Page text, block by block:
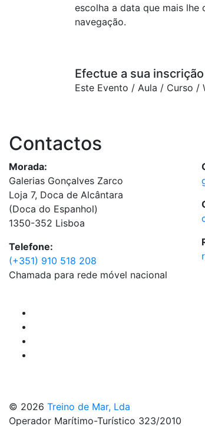
escolha a data que mais
navegação.
Efectue a sua inscrição
Este Evento / Aula / Curso /
Contactos
Morada:
Galerias Gonçalves Zarco
Loja 7, Doca de Alcântara
(Doca do Espanhol)
1350-352 Lisboa
Telefone:
(+351) 910 518 208
Chamada para rede móvel nacional
© 2026 Treino de Mar, Lda
Operador Marítimo-Turístico 323/2010